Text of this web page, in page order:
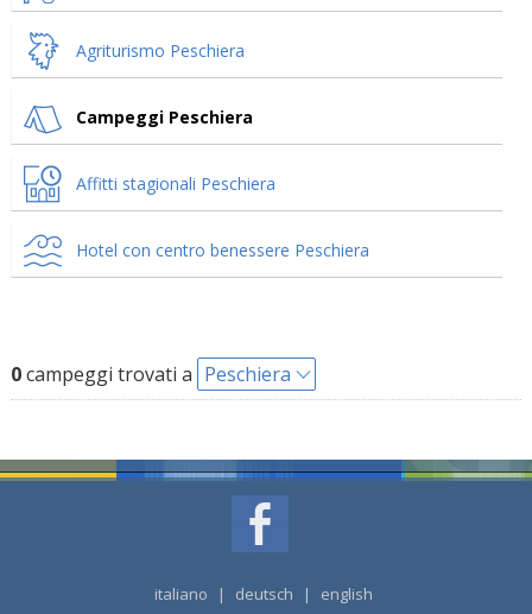
Agriturismo Peschiera
Campeggi Peschiera
Affitti stagionali Peschiera
Hotel con centro benessere Peschiera
0campeggi trovati a Peschiera
italiano | deutsch | english